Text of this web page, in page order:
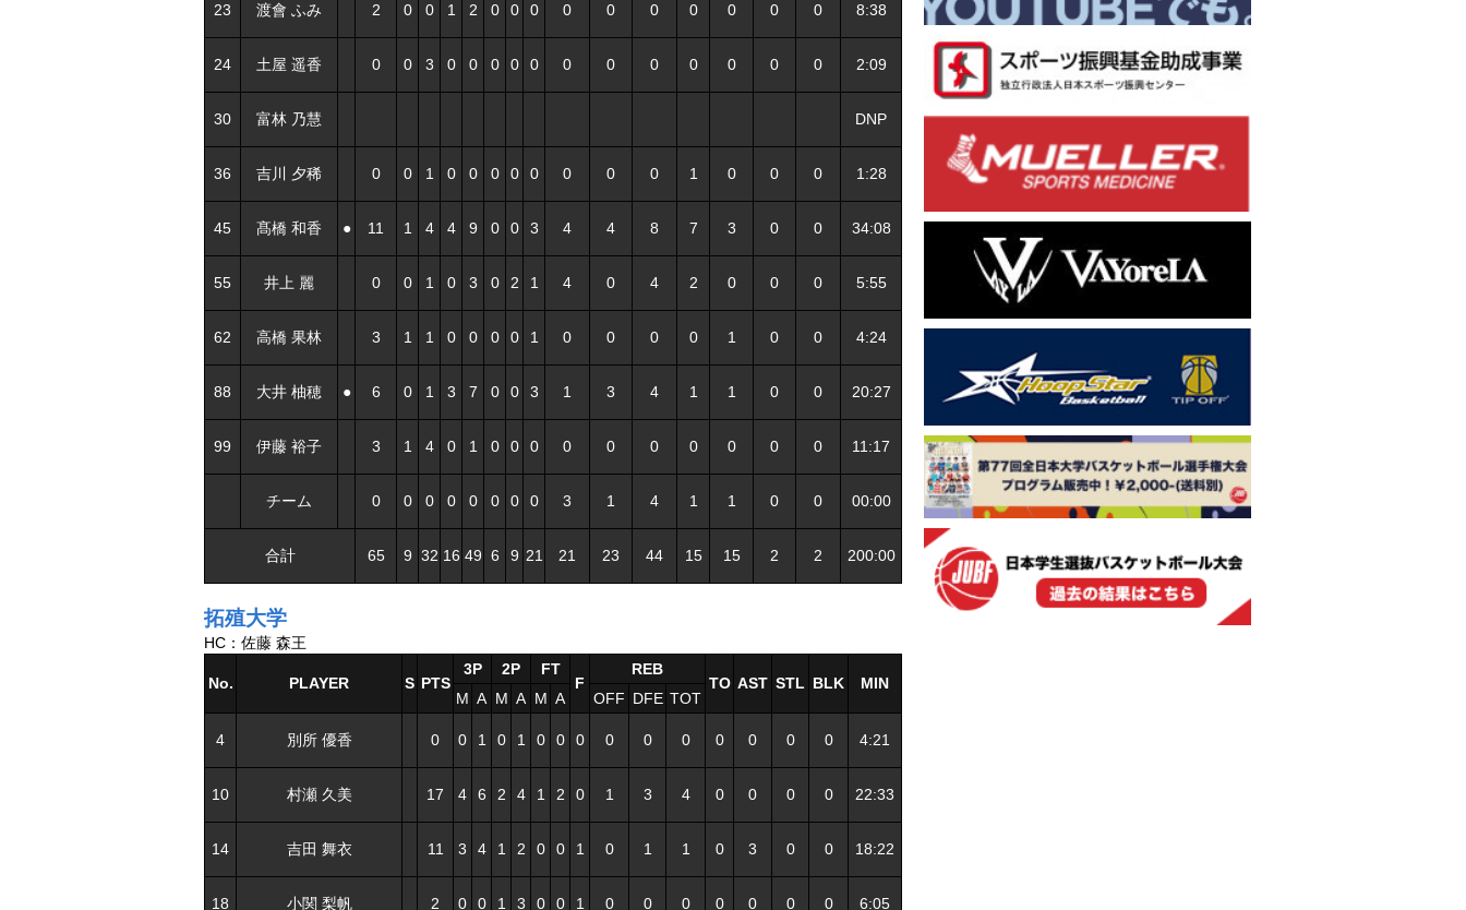
23 渡會 ふみ 2 0 0 1 2 0 0 0 0 0 0 0 0 0 0 8:38
24 土屋 遥香 0 0 3 0 0 0 0 0 0 0 0 0 0 0 0 2:09
30 富林 乃慧 DNP
36 吉川 夕稀 0 0 1 0 0 0 0 0 0 0 0 1 0 0 0 1:28
45 髙橋 和香 ● 11 1 4 4 9 0 0 3 4 4 8 7 3 0 0 34:08
55 井上 麗 0 0 1 0 3 0 2 1 4 0 4 2 0 0 0 5:55
62 高橋 果林 3 1 1 0 0 0 0 1 0 0 0 0 1 0 0 4:24
88 大井 柚穂 ● 6 0 1 3 7 0 0 3 1 3 4 1 1 0 0 20:27
99 伊藤 裕子 3 1 4 0 1 0 0 0 0 0 0 0 0 0 0 11:17
チーム 0 0 0 0 0 0 0 0 3 1 4 1 1 0 0 00:00
合計 65 9 32 16 49 6 9 21 21 23 44 15 15 2 2 200:00
拓殖大学
HC：佐藤 森王
No. PLAYER S PTS
3P 2P
FT
F
REB
TO AST STL BLK
MIN
M A M A M A OFF DFE TOT
4 別所 優香 0 0 1 0 1 0 0 0 0 0 0 0 0 0 0 4:21
10 村瀬 久美 17 4 6 2 4 1 2 0 1 3 4 0 0 0 0 22:33
14 吉田 舞衣 11 3 4 1 2 0 0 1 0 1 1 0 3 0 0 18:22
18 小関 梨帆 2 0 0 1 3 0 0 1 0 0 0 0 0 0 0 6:05